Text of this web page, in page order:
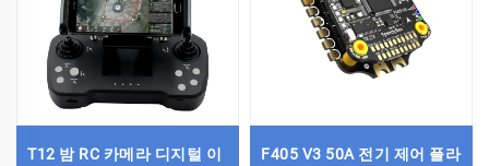
T12 밤 RC 카메라 디지털 이
F405 V3 50A 전기 제어 플라